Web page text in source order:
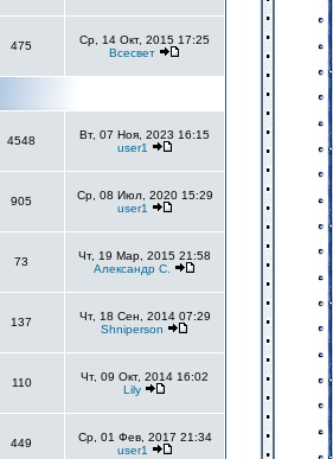
475
Ср, 14 Окт, 2015 17:25
Всесвет
4548
Вт, 07 Ноя, 2023 16:15
user1
905
Ср, 08 Июл, 2020 15:29
user1
73
Чт, 19 Мар, 2015 21:58
Александр С.
137
Чт, 18 Сен, 2014 07:29
Shniperson
110
Чт, 09 Окт, 2014 16:02
Lily
449
Ср, 01 Фев, 2017 21:34
user1